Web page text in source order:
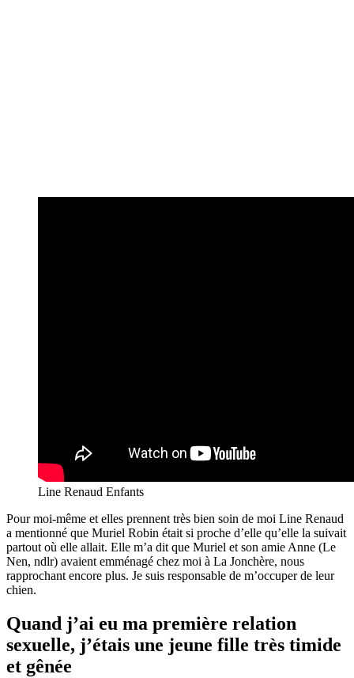
Line Renaud Enfants
Pour moi-même et elles prennent très bien soin de moi Line Renaud
a mentionné que Muriel Robin était si proche d’elle qu’elle la suivait
partout où elle allait. Elle m’a dit que Muriel et son amie Anne (Le
Nen, ndlr) avaient emménagé chez moi à La Jonchère, nous
rapprochant encore plus. Je suis responsable de m’occuper de leur
chien.
Quand j’ai eu ma première relation
sexuelle, j’étais une jeune fille très timide
et gênée